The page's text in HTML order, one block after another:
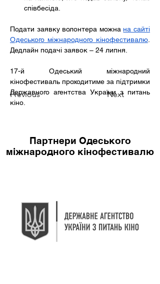
Previous Next
співбесіда.
Подати заявку волонтера можна на сайті
Одеського міжнародного кінофестивалю
Дедлайн подачі заявок – 24 липня.
17-й Одеський міжнародний
кінофестиваль проходитиме за підтримки
Державного агентства України з питань
кіно.
Партнери Одеського
міжнародного кінофестивалю